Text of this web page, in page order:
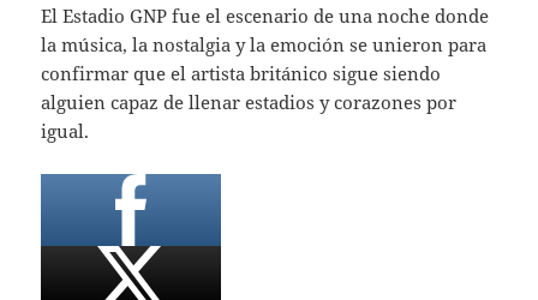
El Estadio GNP fue el escenario de una noche donde
la música, la nostalgia y la emoción se unieron para
confirmar que el artista británico sigue siendo
alguien capaz de llenar estadios y corazones por
igual.